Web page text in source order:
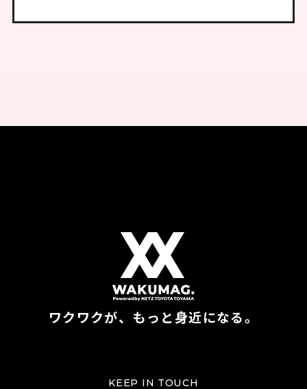
KEEP IN TOUCH
ワクワクが、もっと身近になる。